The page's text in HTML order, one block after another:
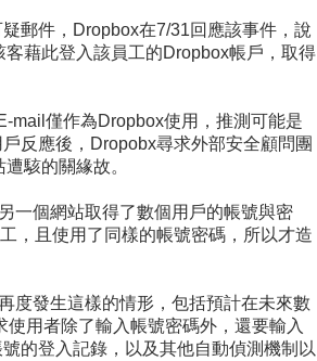
郵件， Dropbox在7/31回應該事件，說
藉此登入該員工的Dropbox帳戶，取得
mail 僅作為Dropbox使用，推測可能是
反應後， Dropobx尋求外部安全顧問團
駭的關緣故。
一個網站取得了數個用戶的帳號與密
，且使用了同樣的帳號密碼，所以才造
度發生這樣的情形，包括預計在未來數
使用者除了輸入帳號密碼外，還要輸入
的登入記錄，以及其他自動偵測機制以